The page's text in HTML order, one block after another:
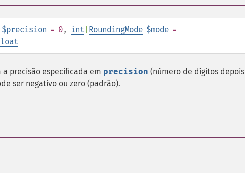
$precision = 0, int RoundingMode $mode =
a precisão especificada em precision (número de dígitos depois
ser negativo ou zero (padrão).